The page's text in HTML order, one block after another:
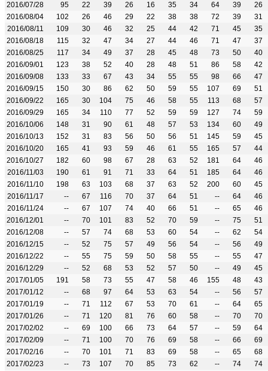
2016/07/28
95 22 39 26 16 35 34 64 39
26
2016/08/04
102 26 46 29 22 38 38 72 39
31
2016/08/11
109 30 46 32 25 44 42 71 45
35
2016/08/18
115 32 47 34 27 44 46 71 47
37
2016/08/25
117 34 49 37 28 45 48 73 50
40
2016/09/01
123 38 52 40 28 48 51 86 58
42
2016/09/08
133 33 67 43 34 55 55 98 66
47
2016/09/15
150 30 86 62 50 59 55 107 69
51
2016/09/22
165 30 104 75 46 58 55 113 68
57
2016/09/29
165 34 110 77 52 59 59 127 74
59
2016/10/06
148 31 90 61 48 57 53 134 60
49
2016/10/13
152 31 83 56 50 56 51 145 59
45
2016/10/20
165 41 93 59 46 61 55 165 57
44
2016/10/27
182 60 98 67 28 63 52 181 64
46
2016/11/03
190 61 91 71 33 64 51 185 64
46
2016/11/10
198 63 103 68 37 63 52 200 60
45
2016/11/17
-- 67 116 70 37 64 51 -- 64
46
2016/11/24
-- 67 107 74 40 66 51 -- 65
46
2016/12/01
-- 70 101 83 52 70 59 -- 75
51
2016/12/08
-- 57 74 68 53 60 54 -- 62
54
2016/12/15
-- 52 75 57 49 56 54 -- 56
49
2016/12/22
-- 55 75 59 50 58 55 -- 55
47
2016/12/29
-- 52 68 53 52 57 50 -- 49
45
2017/01/05
191 58 73 55 47 58 46 155 48
43
2017/01/12
-- 68 97 64 53 63 54 -- 56
57
2017/01/19
-- 71 112 67 53 70 61 -- 64
65
2017/01/26
-- 71 120 81 76 60 58 -- 70
70
2017/02/02
-- 69 100 66 73 64 57 -- 59
64
2017/02/09
-- 71 100 70 76 69 58 -- 66
69
2017/02/16
-- 70 101 71 83 69 58 -- 65
68
2017/02/23
-- 73 107 70 85 73 62 -- 74
74